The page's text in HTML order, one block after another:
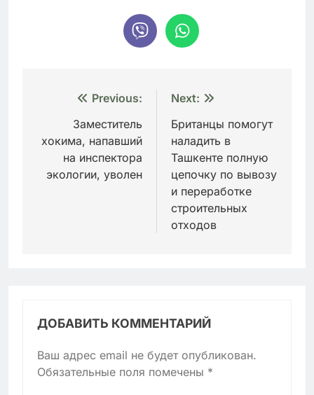
Навигация
записям
Previous:
Заместитель
хокима, напавший
на инспектора
экологии, уволен
Next:
Британцы помогут
наладить в
Ташкенте полную
цепочку по вывозу
и переработке
строительных
отходов
ДОБАВИТЬ КОММЕНТАРИЙ
Ваш адрес email не будет опубликован.
Обязательные поля помечены *